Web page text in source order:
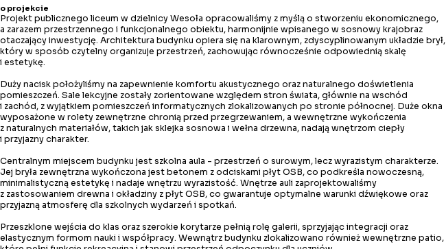
o projekcie
Projekt publicznego liceum w dzielnicy Wesoła opracowaliśmy z myślą o stworzeniu ekonomicznego,
a zarazem przestrzennego i funkcjonalnego obiektu, harmonijnie wpisanego w sosnowy krajobraz
otaczający inwestycję. Architektura budynku opiera się na klarownym, zdyscyplinowanym układzie brył,
który w sposób czytelny organizuje przestrzeń, zachowując równocześnie odpowiednią skalę
i estetykę.
Duży nacisk położyliśmy na zapewnienie komfortu akustycznego oraz naturalnego doświetlenia
pomieszczeń. Sale lekcyjne zostały zorientowane względem stron świata, głównie na wschód
i zachód, z wyjątkiem pomieszczeń informatycznych zlokalizowanych po stronie północnej. Duże okna
wyposażone w rolety zewnętrzne chronią przed przegrzewaniem, a wewnętrzne wykończenia
z naturalnych materiałów, takich jak sklejka sosnowa i wełna drzewna, nadają wnętrzom ciepły
i przyjazny charakter.
Centralnym miejscem budynku jest szkolna aula - przestrzeń o surowym, lecz wyrazistym charakterze.
Jej bryła zewnętrzna wykończona jest betonem z odciskami płyt OSB, co podkreśla nowoczesną,
minimalistyczną estetykę i nadaje wnętrzu wyrazistość. Wnętrze auli zaprojektowaliśmy
z zastosowaniem drewna i okładziny z płyt OSB, co gwarantuje optymalne warunki dźwiękowe oraz
przyjazną atmosferę dla szkolnych wydarzeń i spotkań.
Przeszklone wejścia do klas oraz szerokie korytarze pełnią rolę galerii, sprzyjając integracji oraz
elastycznym formom nauki i współpracy. Wewnątrz budynku zlokalizowano również wewnętrzne patio,